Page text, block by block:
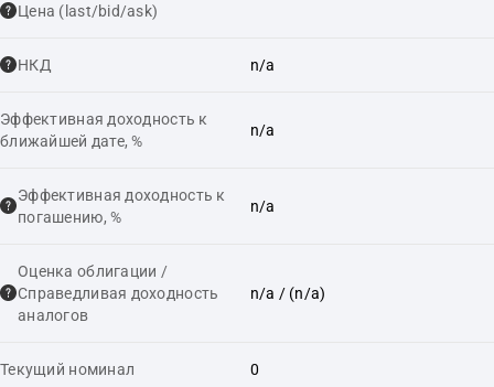
Цена (last/bid/ask)
НКД n/a
Эффективная доходность к
ближайшей дате, %
n/a
Эффективная доходность к
погашению, %
n/a
Оценка облигации /
Справедливая доходность
аналогов
n/a / (n/a)
Текущий номинал 0